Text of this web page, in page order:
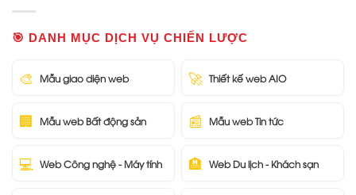
🎯 DANH MỤC DỊCH VỤ CHIẾN LƯỢC
🎨 Mẫu giao diện web 🚀 Thiết kế web AIO
🏢 Mẫu web Bất động sản 📰 Mẫu web Tin tức
💻 Web Công nghệ - Máy tính 🏨 Web Du lịch - Khách sạn